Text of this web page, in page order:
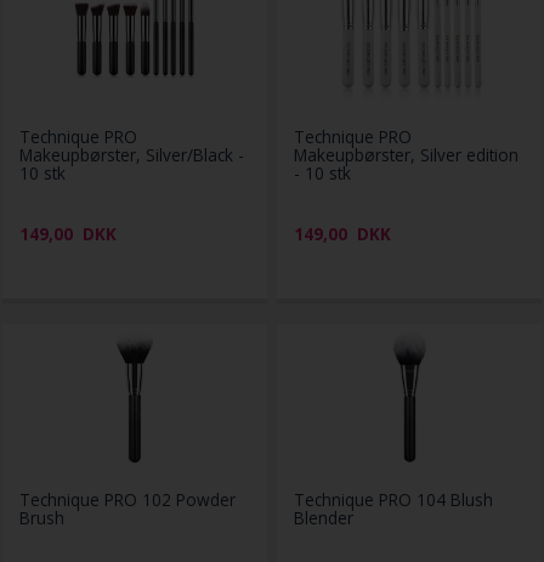
Technique PRO
Makeupbørster, Silver/Black -
10 stk
149,00 DKK
Technique PRO
Makeupbørster, Silver edition
- 10 stk
149,00 DKK
Technique PRO 102 Powder
Brush
Technique PRO 104 Blush
Blender